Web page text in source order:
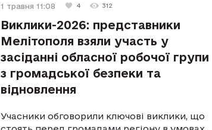
1 травня 11:08 4 312
Виклики-2026: представники
Мелітополя взяли участь у
засіданні обласної робочої групи
з громадської безпеки та
відновлення
Учасники обговорили ключові виклики, що